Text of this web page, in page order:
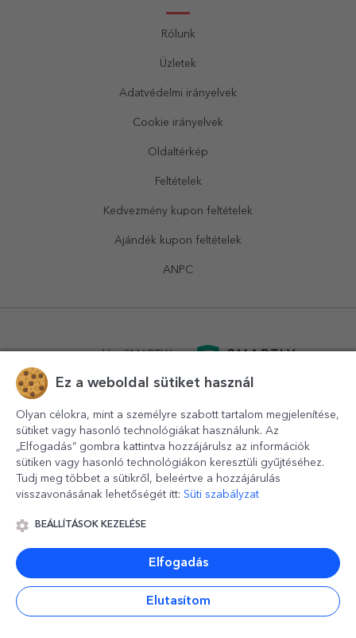
Gyors fizetés ezen keresztül
Rólunk
Üzletek
Adatvédelmi irányelvek
Cookie irányelvek
Oldaltérkép
Feltételek
Kedvezmény kupon feltételek
Ajándék kupon feltételek
ANPC
powered bySMARTLY.ro
© 2016-2026 StarGift
contact@stargift.hu
www.stargift.hu
Ez a weboldal sütiket használ
Olyan célokra, mint a személyre szabott tartalom megjelenítése,
sütiket vagy hasonló technológiákat használunk. Az
„Elfogadás” gombra kattintva hozzájárulsz az információk
sütiken vagy hasonló technológiákon keresztüli gyűjtéséhez.
Tudj meg többet a sütikről, beleértve a hozzájárulás
visszavonásának lehetőségét itt: Süti szabályzat
BEÁLLÍTÁSOK KEZELÉSE
Elfogadás
Elutasítom